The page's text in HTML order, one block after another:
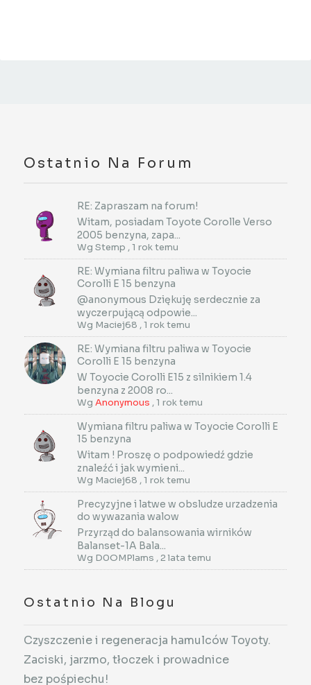
Ostatnio Na Forum
RE: Zapraszam na forum!
Witam, posiadam Toyote Corolle Verso
2005 benzyna, zapa...
Wg Stemp ,1 rok temu
RE: Wymiana filtru paliwa w Toyocie
Corolli E 15 benzyna
@anonymous Dziękuję serdecznie za
wyczerpującą odpowie...
Wg Maciej68 ,1 rok temu
RE: Wymiana filtru paliwa w Toyocie
Corolli E 15 benzyna
W Toyocie Corolli E15 z silnikiem 1.4
benzyna z 2008 ro...
Wg Anonymous ,1 rok temu
Wymiana filtru paliwa w Toyocie Corolli E
15 benzyna
Witam ! Proszę o podpowiedź gdzie
znaleźć i jak wymieni...
Wg Maciej68 ,1 rok temu
Precyzyjne i latwe w obsludze urzadzenia
do wywazania walow
Przyrząd do balansowania wirników
Balanset-1A Bala...
Wg D0OMPlams ,2 lata temu
Ostatnio Na Blogu
Czyszczenie i regeneracja hamulców Toyoty.
Zaciski, jarzmo, tłoczek i prowadnice
bez pośpiechu!